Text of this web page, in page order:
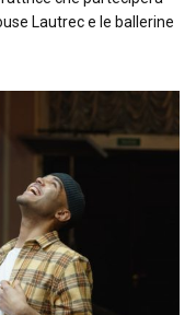
Lautrec e le ballerine